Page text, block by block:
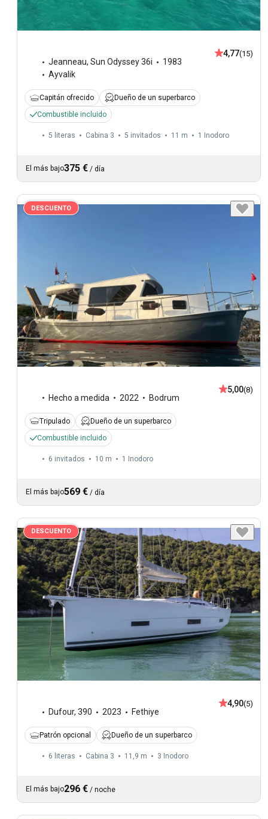
Jeanneau, Sun Odyssey 36i
1983
Ayvalik
4,77(15)
Capitán ofrecido
Dueño de un superbarco
Combustible incluido
5 literas Cabina 3 5 invitados 11 m 1 Inodoro
El más bajo375 € / día
DESCUENTO
Hecho a medida 2022 Bodrum
5,00(8)
Tripulado
Dueño de un superbarco
Combustible incluido
6 invitados 10 m 1 Inodoro
El más bajo569 € / día
DESCUENTO
Dufour, 390 2023 Fethiye
4,90(5)
Patrón opcional Dueño de un superbarco
6 literas Cabina 3 11,9 m 3 Inodoro
El más bajo296 € / noche